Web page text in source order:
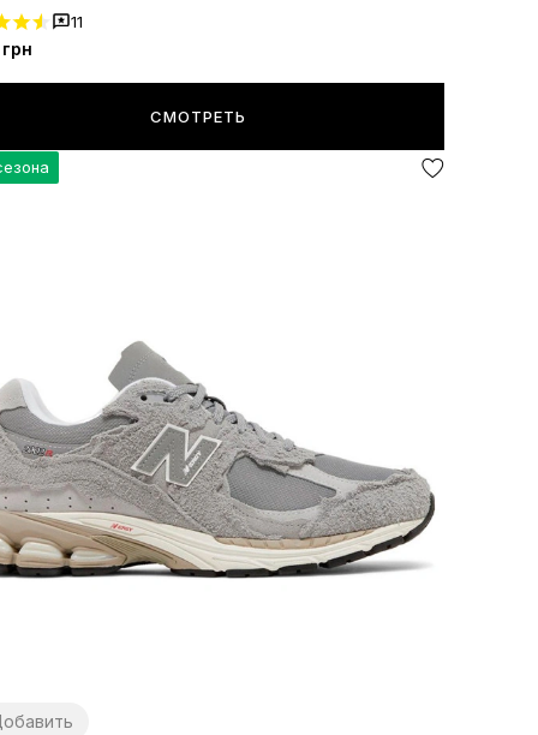
11
грн
СМОТРЕТЬ